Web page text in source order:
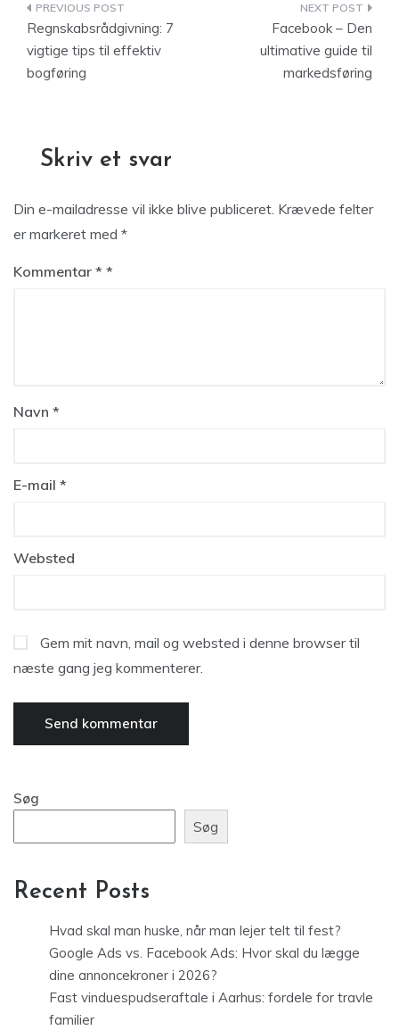
Indlægsnavigation
Regnskabsrådgivning: 7
vigtige tips til effektiv
bogføring
Facebook – Den
ultimative guide til
markedsføring
Skriv et svar
Din e-mailadresse vil ikke blive publiceret. Krævede felter
er markeret med *
Kommentar *
Navn *
E-mail *
Websted
Gem mit navn, mail og websted i denne browser til
næste gang jeg kommenterer.
Søg
Søg
Recent Posts
Hvad skal man huske, når man lejer telt til fest?
Google Ads vs. Facebook Ads: Hvor skal du lægge
dine annoncekroner i 2026?
Fast vinduespudseraftale i Aarhus: fordele for travle
familier